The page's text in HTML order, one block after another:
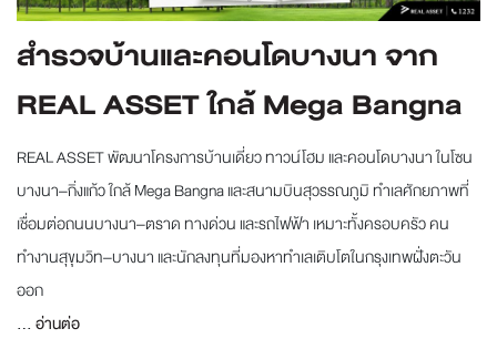
สำรวจบ้านและคอนโดบางนา จาก
REAL ASSET ใกล้ Mega Bangna
REAL ASSET พัฒนาโครงการบ้านเดี่ยว ทาวน์โฮม และคอนโดบางนา ในโซน
บางนา–กิ่งแก้ว ใกล้ Mega Bangna และสนามบินสุวรรณภูมิ ทำเลศักยภาพที่
เชื่อมต่อถนนบางนา–ตราด ทางด่วน และรถไฟฟ้า เหมาะทั้งครอบครัว คน
ทำงานสุขุมวิท–บางนา และนักลงทุนที่มองหาทำเลเติบโตในกรุงเทพฝั่งตะวัน
ออก
... อ่านต่อ